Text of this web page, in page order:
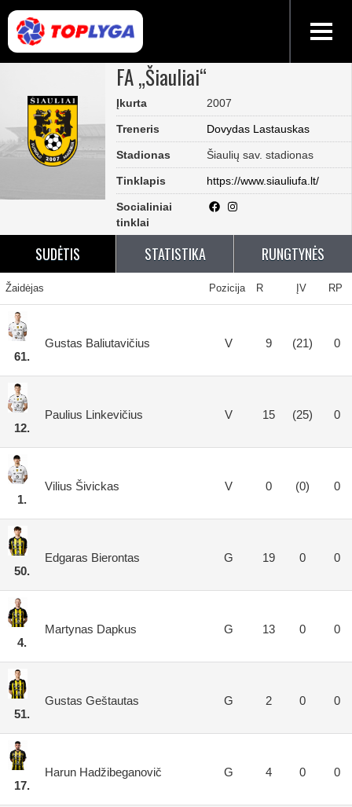
FA „Šiauliai“
Įkurta 2007
Treneris Dovydas Lastauskas
Stadionas Šiaulių sav. stadionas
Tinklapis https://www.siauliufa.lt/
Socialiniai
tinklai
SUDĖTIS STATISTIKA RUNGTYNĖS
Žaidėjas Pozicija R ĮV RP
61.
Gustas Baliutavičius V 9 (21) 0
12.
Paulius Linkevičius V 15 (25) 0
1.
Vilius Šivickas V 0 (0) 0
50.
Edgaras Bierontas G 19 0 0
4.
Martynas Dapkus G 13 0 0
51.
Gustas Geštautas G 2 0 0
17.
Harun Hadžibeganovič G 4 0 0